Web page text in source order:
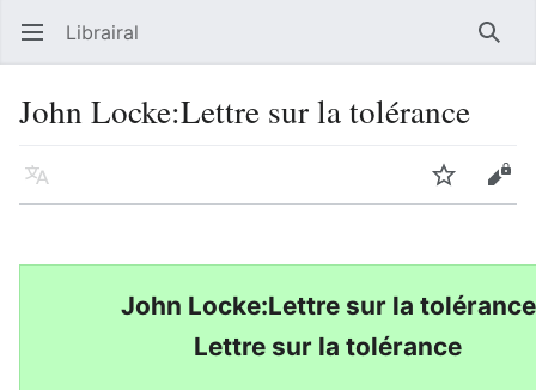
Ouvrir le menu principal Librairal
John Locke:Lettre sur la tolérance
Langue Suivre
John Locke:Lettre sur la tolérance
Lettre sur la tolérance